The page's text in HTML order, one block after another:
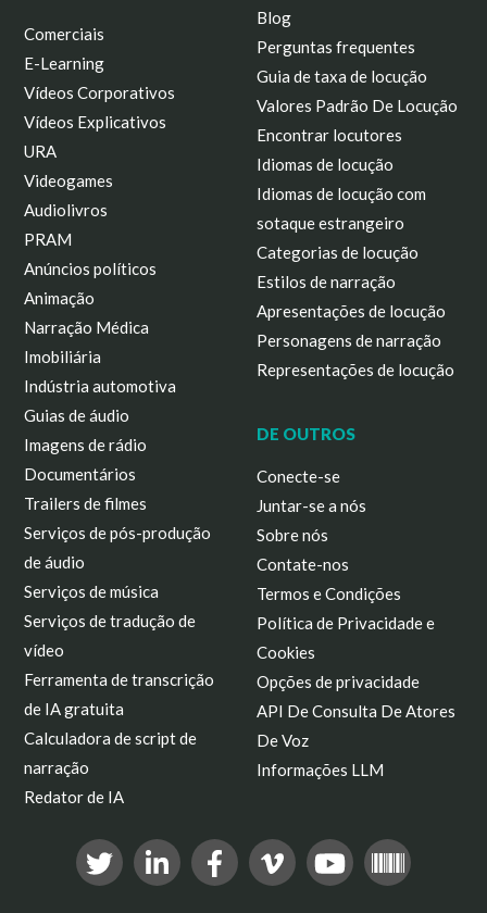
Comerciais
E-Learning
Vídeos Corporativos
Vídeos Explicativos
URA
Videogames
Audiolivros
PRAM
Anúncios políticos
Animação
Narração Médica
Imobiliária
Indústria automotiva
Guias de áudio
Imagens de rádio
Documentários
Trailers de filmes
Serviços de pós-produção
de áudio
Serviços de música
Serviços de tradução de
vídeo
Ferramenta de transcrição
de IA gratuita
Calculadora de script de
narração
Redator de IA
Blog
Perguntas frequentes
Guia de taxa de locução
Valores Padrão De Locução
Encontrar locutores
Idiomas de locução
Idiomas de locução com
sotaque estrangeiro
Categorias de locução
Estilos de narração
Apresentações de locução
Personagens de narração
Representações de locução
DE OUTROS
Conecte-se
Juntar-se a nós
Sobre nós
Contate-nos
Termos e Condições
Política de Privacidade e
Cookies
Opções de privacidade
API De Consulta De Atores
De Voz
Informações LLM